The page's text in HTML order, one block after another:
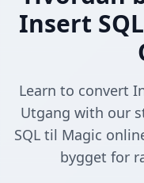
Insert
Learn to convert
Utgang with our
SQL til Magic
bygget for